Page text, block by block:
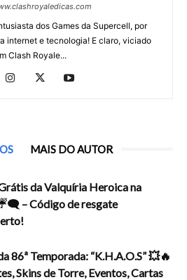
dos Games da Supercell, por
internet e tecnologia! E claro, viciado
Clash Royale...
MAIS DO AUTOR
da Valquíria Heroica na
– Código de resgate
86ª Temporada: “K.H.A.O.S” 💥🔥
Skins de Torre, Eventos, Cartas